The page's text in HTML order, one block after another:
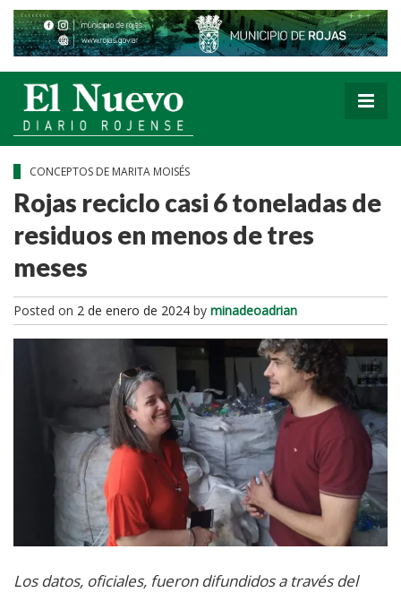
CONCEPTOS DE MARITA MOISÉS
Rojas reciclo casi 6 toneladas de
residuos en menos de tres
meses
Posted on 2 de enero de 2024 by minadeoadrian
Los datos, oficiales, fueron difundidos a través del